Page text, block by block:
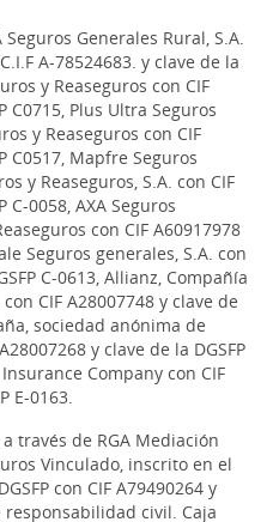
Generales Rural, S.A.
A-78524683. y clave de la
y Reaseguros con CIF
C0715, Plus Ultra Seguros
y Reaseguros con CIF
C0517, Mapfre Seguros
y Reaseguros, S.A. con CIF
C-0058, AXA Seguros
con CIF A60917978
Seguros generales, S.A. con
C-0613, Allianz, Compañía
CIF A28007748 y clave de
sociedad anónima de
y clave de la DGSFP
Company con CIF
E-0163.
través de RGA Mediación
Vinculado, inscrito en el
con CIF A79490264 y
responsabilidad civil. Caja